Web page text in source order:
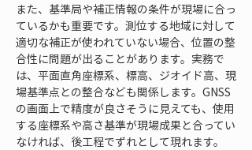
また、基準局や補正情報の条件が現場に合っ
ているかも重要です。測位する地域に対して
適切な補正が使われていない場合、位置の整
合性に問題が出ることがあります。実務で
は、平面直角座標系、標高、ジオイド高、現
場基準点との整合なども関係します。GNSS
の画面上で精度が良さそうに見えても、使用
する座標系や高さ基準が現場成果と合ってい
なければ、後工程でずれとして現れます。